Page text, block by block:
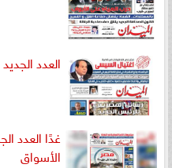
العدد الجديد
غدًا العدد
الأسواق